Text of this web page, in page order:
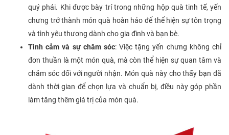
quý phái. Khi được bày trí trong những hộp quà tinh tế, yến
chưng trở thành món quà hoàn hảo để thể hiện sự tôn trọng
và tình yêu thương dành cho gia đình và bạn bè.
Tình cảm và sự chăm sóc: Việc tặng yến chưng không chỉ
đơn thuần là một món quà, mà còn thể hiện sự quan tâm và
chăm sóc đối với người nhận. Món quà này cho thấy bạn đã
dành thời gian để chọn lựa và chuẩn bị, điều này góp phần
làm tăng thêm giá trị của món quà.